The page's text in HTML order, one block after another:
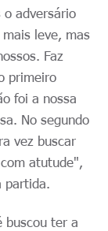
adversário
leve, mas
Faz
primeiro
foi a nossa
No segundo
vez buscar
atutude",
partida.
buscou ter a